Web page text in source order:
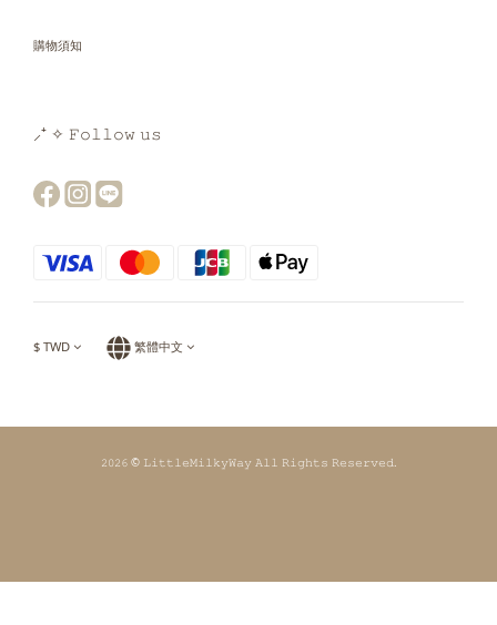
購物須知
⸝⁺ ✧ 𝙵𝚘𝚕𝚕𝚘𝚠 𝚞𝚜
$ TWD 繁體中文
𝟸𝟶𝟸𝟼 © 𝙻𝚒𝚝𝚝𝚕𝚎𝙼𝚒𝚕𝚔𝚢𝚆𝚊𝚢 𝙰𝚕𝚕 𝚁𝚒𝚐𝚑𝚝𝚜 𝚁𝚎𝚜𝚎𝚛𝚟𝚎𝚍.